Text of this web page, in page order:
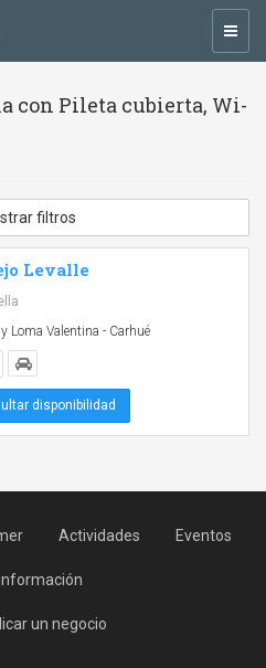
con Pileta cubierta, Wi-
filtros
Levalle
Loma Valentina - Carhué
disponibilidad
Actividades Eventos
Información
un negocio